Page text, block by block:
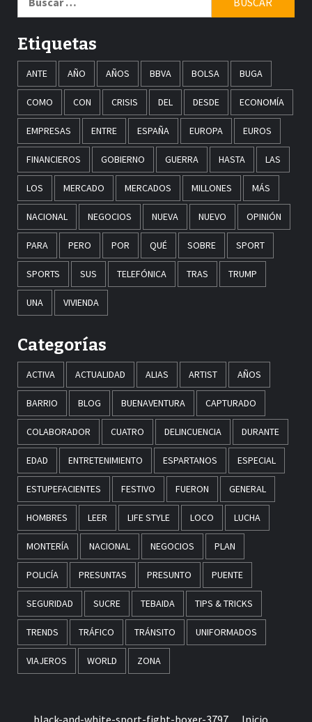
Etiquetas
ANTE AÑO AÑOS BBVA BOLSA BUGA
COMO CON CRISIS DEL DESDE ECONOMÍA
EMPRESAS ENTRE ESPAÑA EUROPA EUROS
FINANCIEROS GOBIERNO GUERRA HASTA LAS
LOS MERCADO MERCADOS MILLONES MÁS
NACIONAL NEGOCIOS NUEVA NUEVO OPINIÓN
PARA PERO POR QUÉ SOBRE SPORT
SPORTS SUS TELEFÓNICA TRAS TRUMP
UNA VIVIENDA
Categorías
ACTIVA ACTUALIDAD ALIAS ARTIST AÑOS
BARRIO BLOG BUENAVENTURA CAPTURADO
COLABORADOR CUATRO DELINCUENCIA DURANTE
EDAD ENTRETENIMIENTO ESPARTANOS ESPECIAL
ESTUPEFACIENTES FESTIVO FUERON GENERAL
HOMBRES LEER LIFE STYLE LOCO LUCHA
MONTERÍA NACIONAL NEGOCIOS PLAN
POLICÍA PRESUNTAS PRESUNTO PUENTE
SEGURIDAD SUCRE TEBAIDA TIPS & TRICKS
TRENDS TRÁFICO TRÁNSITO UNIFORMADOS
VIAJEROS WORLD ZONA